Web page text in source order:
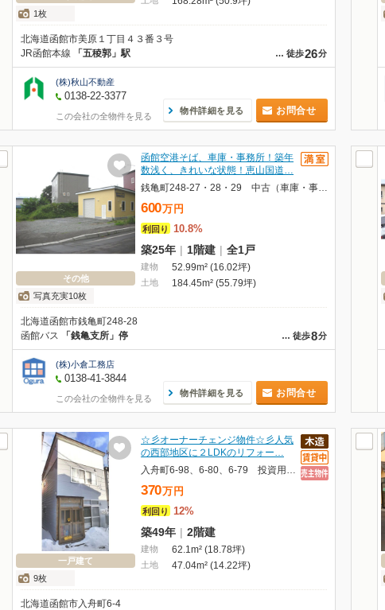
1枚
北海道函館市美原１丁目４３番３号
… 徒歩26分
JR函館本線 「五稜郭」駅
(株)秋山不動産
0138-22-3377
この会社の全物件を見る
物件詳細を見る お問合せ
その他
写真充実10枚
函館空港そば、車庫・事務所！築年
数浅く、きれいな状態！恵山国道…
銭亀町248-27・28・29 中古（車庫・事務所）
600万 円
利回り 10.8%
築25年 | 1階建 | 全1戸
建物 52.99m² (16.02坪)
土地 184.45m² (55.79坪)
北海道函館市銭亀町248-28
… 徒歩8分
函館バス 「銭亀支所」停
(株)小倉工務店
0138-41-3844
この会社の全物件を見る
物件詳細を見る お問合せ
一戸建て
9枚
☆彡オーナーチェンジ物件☆彡人気
の西部地区に２LDKのリフォー…
入舟町6-98、6-80、6-79 投資用中古
370万 円
利回り 12%
築49年 | 2階建
建物 62.1m² (18.78坪)
土地 47.04m² (14.22坪)
北海道函館市入舟町6-4